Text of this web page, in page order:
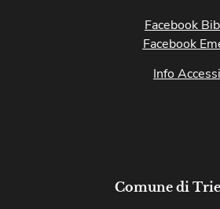
Facebook
Facebook
Info
Comune di